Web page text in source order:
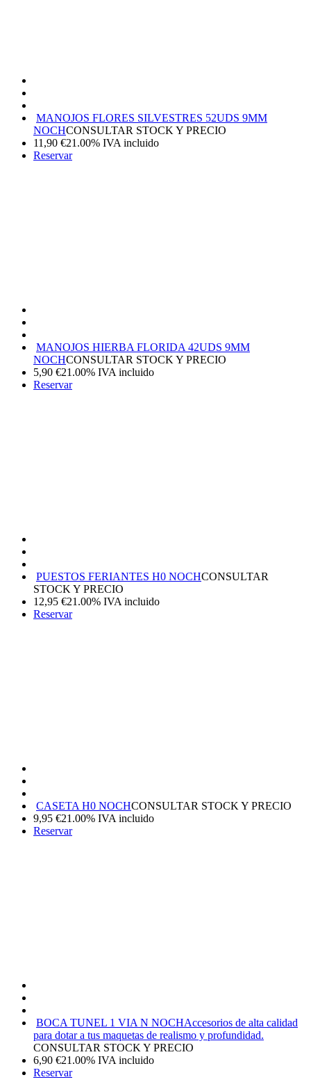
MANOJOS FLORES SILVESTRES 52UDS 9MM
NOCHCONSULTAR STOCK Y PRECIO
11,90 €21.00% IVA incluido
Reservar
MANOJOS HIERBA FLORIDA 42UDS 9MM
NOCHCONSULTAR STOCK Y PRECIO
5,90 €21.00% IVA incluido
Reservar
PUESTOS FERIANTES H0 NOCHCONSULTAR
STOCK Y PRECIO
12,95 €21.00% IVA incluido
Reservar
CASETA H0 NOCHCONSULTAR STOCK Y PRECIO
9,95 €21.00% IVA incluido
Reservar
BOCA TUNEL 1 VIA N NOCHAccesorios de alta calidad
para dotar a tus maquetas de realismo y profundidad.
CONSULTAR STOCK Y PRECIO
6,90 €21.00% IVA incluido
Reservar